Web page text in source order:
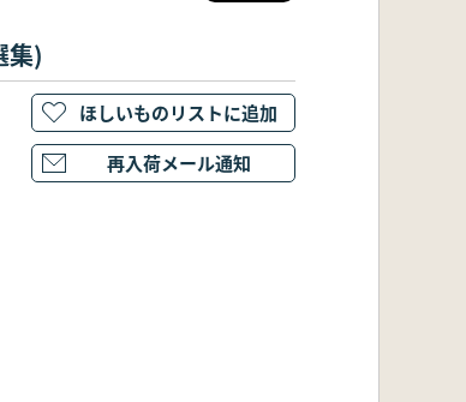
集)
ほしいものリストに追加
再入荷メール通知